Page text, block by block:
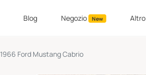
Blog Negozio New Altro
1966 Ford Mustang Cabrio